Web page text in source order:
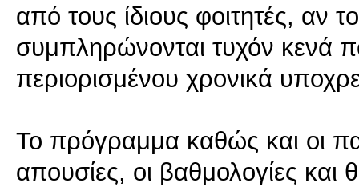
από τους ίδιους φοιτητές, αν
συμπληρώνονται τυχόν κενά
περιορισμένου χρονικά
Το πρόγραμμα καθώς και οι
απουσίες, οι βαθμολογίες